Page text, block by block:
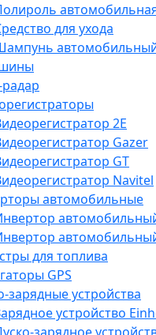
для ухода
2E
Gazer
GT
Navitel
автомобильные
для топлива
GPS
зарядные устройства
устройство